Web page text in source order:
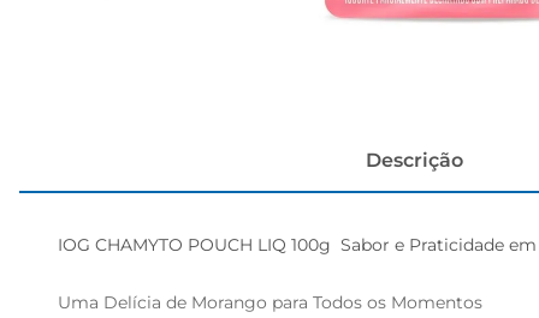
Descrição
IOG CHAMYTO POUCH LIQ 100g  Sabor e Praticidade
Uma Delícia de Morango para Todos os Momentos